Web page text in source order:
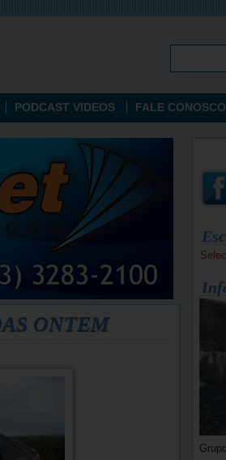
PODCAST VIDEOS FALE CONOSCO
ONTEM